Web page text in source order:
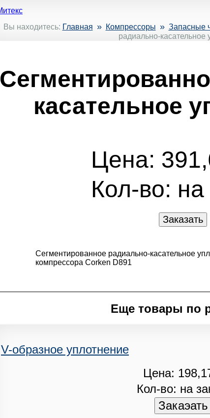
Вы находитесь: Главная » Компрессоры » Запасные
радиально-касательное
касательное
Цена:
Кол-во: на
Сегментированное радиально-касательное
компрессора Corken D891
Еще товары по
V-образное уплотнение
Цена:
Кол-во: на